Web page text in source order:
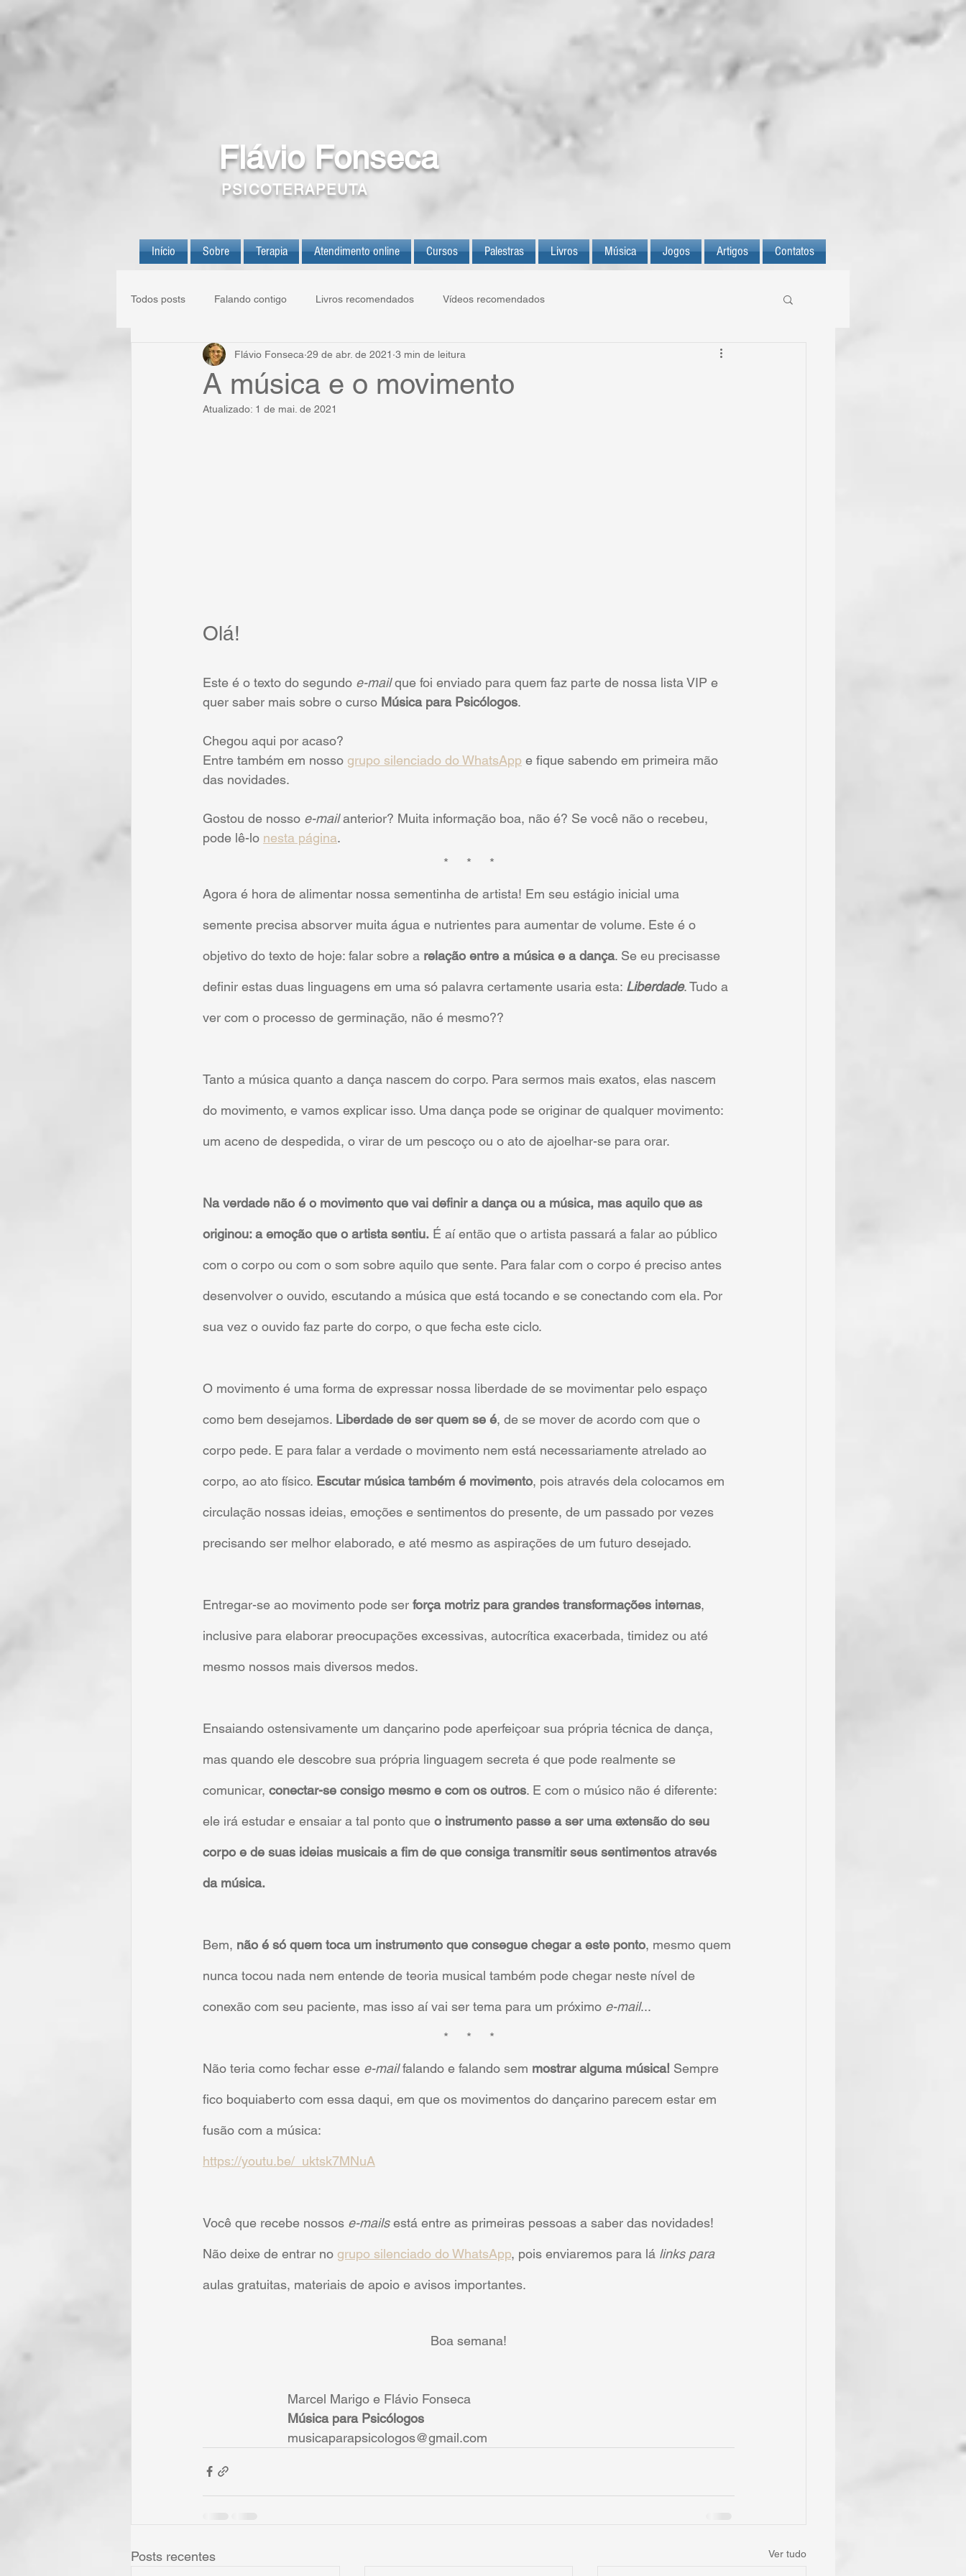
PSICOTERAPEUTA
Flávio Fonseca
Início Sobre Terapia Atendimento online Cursos Palestras Livros Música Jogos Artigos Contatos
Todos posts Falando contigo Livros recomendados Vídeos recomendados
A música e o movimento
Flávio Fonseca 29 de abr. de 2021 3 min de leitura
Atualizado: 1 de mai. de 2021
Olá!
Este é o texto do segundo e-mail que foi enviado para quem faz parte de nossa lista VIP e
quer saber mais sobre o curso Música para Psicólogos.
Chegou aqui por acaso?
Entre também em nosso grupo silenciado do WhatsApp e fique sabendo em primeira mão
das novidades.
Gostou de nosso e-mail anterior? Muita informação boa, não é? Se você não o recebeu,
pode lê-lo nesta página.
*     *     *
Agora é hora de alimentar nossa sementinha de artista! Em seu estágio inicial uma
semente precisa absorver muita água e nutrientes para aumentar de volume. Este é o
objetivo do texto de hoje: falar sobre a relação entre a música e a dança. Se eu precisasse
definir estas duas linguagens em uma só palavra certamente usaria esta: Liberdade. Tudo a
ver com o processo de germinação, não é mesmo??
Tanto a música quanto a dança nascem do corpo. Para sermos mais exatos, elas nascem
do movimento, e vamos explicar isso. Uma dança pode se originar de qualquer movimento:
um aceno de despedida, o virar de um pescoço ou o ato de ajoelhar-se para orar.
Na verdade não é o movimento que vai definir a dança ou a música, mas aquilo que as
originou: a emoção que o artista sentiu. É aí então que o artista passará a falar ao público
com o corpo ou com o som sobre aquilo que sente. Para falar com o corpo é preciso antes
desenvolver o ouvido, escutando a música que está tocando e se conectando com ela. Por
sua vez o ouvido faz parte do corpo, o que fecha este ciclo.
O movimento é uma forma de expressar nossa liberdade de se movimentar pelo espaço
como bem desejamos. Liberdade de ser quem se é, de se mover de acordo com que o
corpo pede. E para falar a verdade o movimento nem está necessariamente atrelado ao
corpo, ao ato físico. Escutar música também é movimento, pois através dela colocamos em
circulação nossas ideias, emoções e sentimentos do presente, de um passado por vezes
precisando ser melhor elaborado, e até mesmo as aspirações de um futuro desejado.
Entregar-se ao movimento pode ser força motriz para grandes transformações internas,
inclusive para elaborar preocupações excessivas, autocrítica exacerbada, timidez ou até
mesmo nossos mais diversos medos.
Ensaiando ostensivamente um dançarino pode aperfeiçoar sua própria técnica de dança,
mas quando ele descobre sua própria linguagem secreta é que pode realmente se
comunicar, conectar-se consigo mesmo e com os outros. E com o músico não é diferente:
ele irá estudar e ensaiar a tal ponto que o instrumento passe a ser uma extensão do seu
corpo e de suas ideias musicais a fim de que consiga transmitir seus sentimentos através
da música.
Bem, não é só quem toca um instrumento que consegue chegar a este ponto, mesmo quem
nunca tocou nada nem entende de teoria musical também pode chegar neste nível de
conexão com seu paciente, mas isso aí vai ser tema para um próximo e-mail...
*     *     *
Não teria como fechar esse e-mail falando e falando sem mostrar alguma música! Sempre
fico boquiaberto com essa daqui, em que os movimentos do dançarino parecem estar em
fusão com a música:
https://youtu.be/_uktsk7MNuA
Você que recebe nossos e-mails está entre as primeiras pessoas a saber das novidades!
Não deixe de entrar no grupo silenciado do WhatsApp, pois enviaremos para lá links para
aulas gratuitas, materiais de apoio e avisos importantes.
Boa semana!
Marcel Marigo e Flávio Fonseca
Música para Psicólogos
musicaparapsicologos@gmail.com
Posts recentes Ver tudo